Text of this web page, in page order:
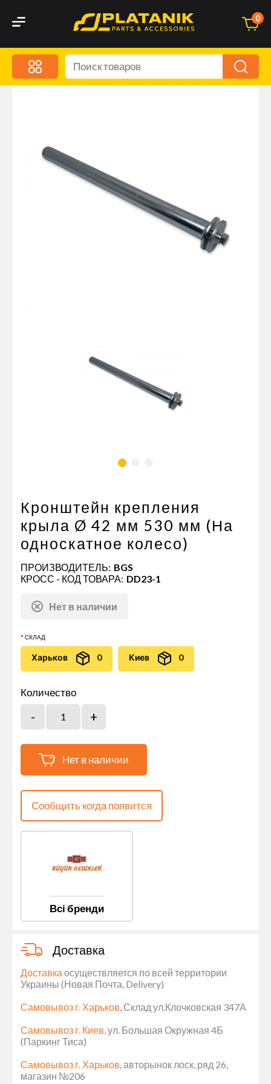
0
Меню
Акционные предложения
Автохимия и уход
Оптика и светотехника
Запчасти кузова и зеркала
Малый коммерческий транспорт
Маркировочные знаки и светоотражатели
Автономное отопление и
кондиционировани
Стяжные ремни и тросы
Кронштейн крепления
крыла Ø 42 мм 530 мм (На
односкатное колесо)
ПРОИЗВОДИТЕЛЬ: BGS
КРОСС - КОД ТОВАРА: DD23-1
Нет в наличии
СКЛАД
Харьков 0 Киев 0
Количество
Нет в наличии
Сообщить когда появится
Всі бренди
Доставка
Доставка осуществляется по всей территории
Украины (Новая Почта, Delivery)
Самовывоз г. Харьков, Склад ул.Клочковская 347А
Самовывоз г. Киев, ул. Большая Окружная 4Б
(Паркинг Тиса)
Самовывоз г. Харьков, авторынок лоск, ряд 26,
магазин №206